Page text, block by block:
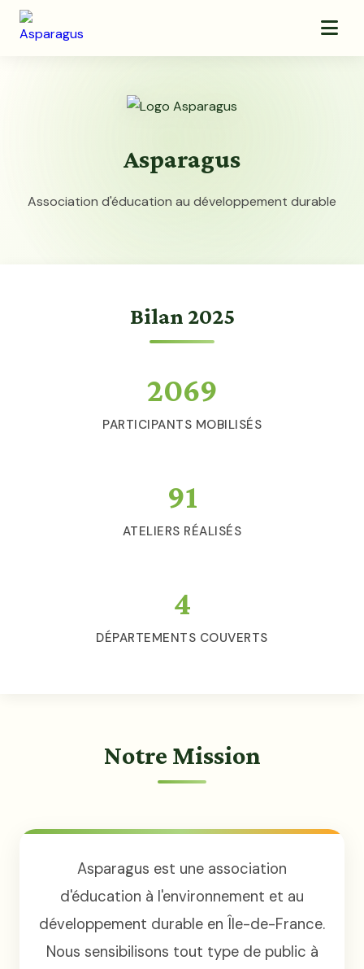
Asparagus
Association d'éducation au développement durable
Bilan 2025
2069
PARTICIPANTS MOBILISÉS
91
ATELIERS RÉALISÉS
4
DÉPARTEMENTS COUVERTS
Notre Mission
Asparagus est une association
d'éducation à l'environnement et au
développement durable en Île-de-France.
Nous sensibilisons tout type de public à